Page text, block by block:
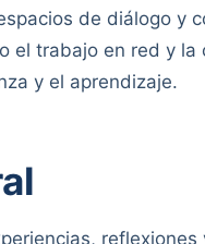
de diálogo y
el trabajo en red y
y el aprendizaje.